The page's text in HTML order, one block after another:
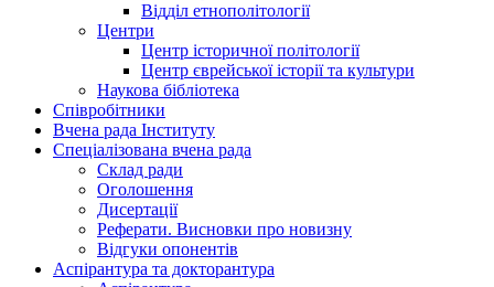
Відділ етнополітології
Центри
Центр історичної політології
Центр єврейської історії та культури
Наукова бібліотека
Співробітники
Вчена рада Інституту
Спеціалізована вчена рада
Склад ради
Оголошення
Дисертації
Реферати. Висновки про новизну
Відгуки опонентів
Аспірантура та докторантура